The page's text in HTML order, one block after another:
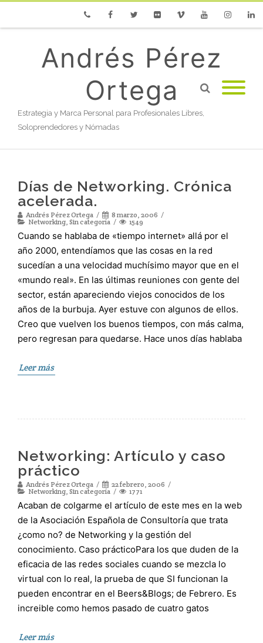
Andrés Pérez
Ortega
Estrategia y Marca Personal para Profesionales Libres,
Soloprendedores y Nómadas
Días de Networking. Crónica
acelerada.
Andrés Pérez Ortega
8 marzo, 2006
Networking, Sin categoría 1549
Cuando se hablaba de «tiempo internet» allá por el
año 2000, entendíamos que las cosas en la red
sucedían a una velocidad muchísimo mayor que en el
«mundo real». En las últimas reuniones con gente del
sector, están apareciendo viejos conocidos de los
años de la burbuja. Ayer estuve con algunos de ellos.
Creo que vuelven los buenos tiempos, con más calma,
pero regresan para quedarse. Hace unos días hablaba
Leer más
Networking: Artículo y caso
práctico
Andrés Pérez Ortega
22 febrero, 2006
Networking, Sin categoría 1771
Acaban de colgarme el artículo de este mes en la web
de la Asociación Española de Consultoría que trata
¿como no? de Networking y la gestión del
conocimiento. Caso prácticoPara los que duden de la
eficacia de las redes sociales cuando se mezcla lo
virtual con lo real, la prueba de que SI funcionan la
pueden encontrar en el Beers&Blogs; de Febrero. Es
increible como hemos pasado de cuatro gatos
Leer más